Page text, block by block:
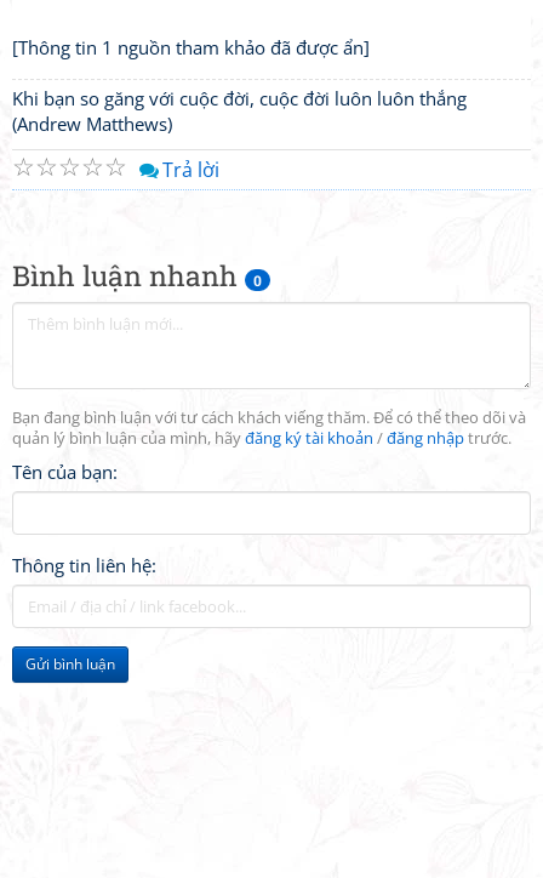
Bình luận nhanh 0
Bạn đang bình luận với tư cách khách viếng thăm. Để có thể theo dõi và
quản lý bình luận của mình, hãyđăng ký tài khoản /đăng nhậptrước.
Tên của bạn:
Thông tin liên hệ:
Gửi bình luận
[Thông tin 1 nguồn tham khảo đã được ẩn]
Khi bạn so găng với cuộc đời, cuộc đời luôn luôn thắng
(Andrew Matthews)
☆
☆
☆
☆
☆ Trả lời